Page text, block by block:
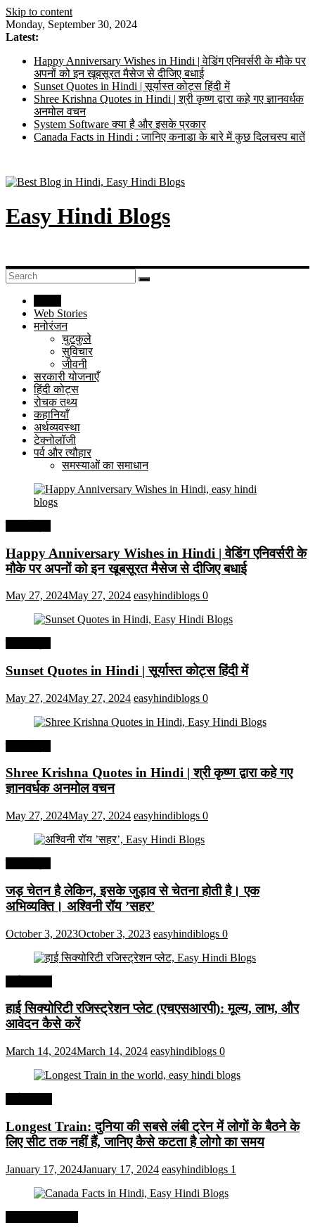
Skip to content
Monday, September 30, 2024
Latest:
Happy Anniversary Wishes in Hindi | वेडिंग एनिवर्सरी के मौके पर
अपनों को इन खूबसूरत मैसेज से दीजिए बधाई
Sunset Quotes in Hindi | सूर्यास्त कोट्स हिंदी में
Shree Krishna Quotes in Hindi | श्री कृष्ण द्वारा कहे गए ज्ञानवर्धक
अनमोल वचन
System Software क्या है और इसके प्रकार
Canada Facts in Hindi : जानिए कनाडा के बारे में कुछ दिलचस्प बातें
Easy Hindi Blogs
Web Stories
मनोरंजन
चुटकुले
सुविचार
जीवनी
सरकारी योजनाएँ
हिंदी कोट्स
रोचक तथ्य
कहानियाँ
अर्थव्यवस्था
टेक्नोलॉजी
पर्व और त्यौहार
समस्याओं का समाधान
Happy Anniversary Wishes in Hindi | वेडिंग एनिवर्सरी के
मौके पर अपनों को इन खूबसूरत मैसेज से दीजिए बधाई
May 27, 2024May 27, 2024 easyhindiblogs 0
Sunset Quotes in Hindi | सूर्यास्त कोट्स हिंदी में
May 27, 2024May 27, 2024 easyhindiblogs 0
Shree Krishna Quotes in Hindi | श्री कृष्ण द्वारा कहे गए
ज्ञानवर्धक अनमोल वचन
May 27, 2024May 27, 2024 easyhindiblogs 0
जड़ चेतन है लेकिन, इसके जुड़ाव से चेतना होती है। एक
अभिव्यक्ति। अश्विनी रॉय ’सहर’
October 3, 2023October 3, 2023 easyhindiblogs 0
हाई सिक्योरिटी रजिस्ट्रेशन प्लेट (एचएसआरपी): मूल्य, लाभ, और
आवेदन कैसे करें
March 14, 2024March 14, 2024 easyhindiblogs 0
Longest Train: दुनिया की सबसे लंबी ट्रेन में लोगों के बैठने के
लिए सीट तक ​​नहीं हैं, जानिए कैसे कटता है लोगो का समय
January 17, 2024January 17, 2024 easyhindiblogs 1